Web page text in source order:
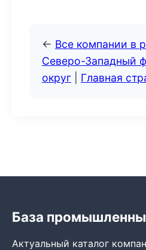
← Все компании в
Северо-Западный
округ
Главная
База
Актуальный каталог